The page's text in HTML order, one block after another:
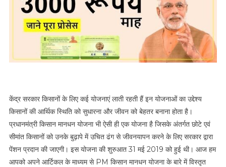
केंद्र सरकार किसानों के लिए कई योजनाएं लाती रहती हैं इन योजनाओं का उद्देश्य
किसानों की आर्थिक स्थिति को सुधारना और जीवन को बेहतर बनाना होता है।
प्रधानमंत्री किसान मानधन योजना भी ऐसी ही एक योजना है जिसके अंतर्गत छोटे एवं
सीमांत किसानों को उनके बुढ़ापे में उचित ढंग से जीवनयापन करने के लिए सरकार द्वारा
पेंशन प्रदान की जाएगी। इस योजना की शुरुआत 31 मई 2019 को हुई थी। आज हम
आपको अपने आर्टिकल के माध्यम से PM किसान मानधन योजना के बारे में विस्तृत